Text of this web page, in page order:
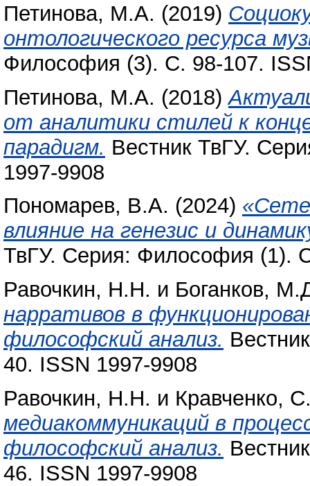
Петинова, М.А. (2019)
онтологического ресурса
Философия (3). С. 98-107.
Петинова, М.А. (2018)
от аналитики стилей к
парадигм. Вестник ТвГУ.
1997-9908
Пономарев, В.А. (2024)
влияние на генезис и
ТвГУ. Серия: Философия (1).
Равочкин, Н.Н. и Боганков,
нарративов в
философский анализ.
40. ISSN 1997-9908
Равочкин, Н.Н. и Кравченко,
медиакоммуникаций в
философский анализ.
46. ISSN 1997-9908